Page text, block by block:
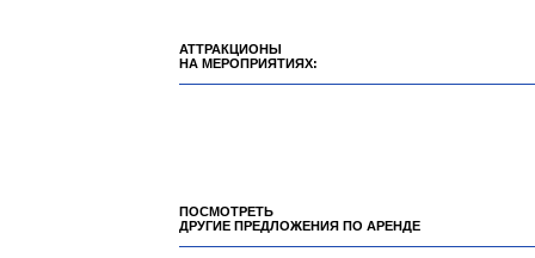
АТТРАКЦИОНЫ
НА МЕРОПРИЯТИЯХ:
ПОСМОТРЕТЬ
ДРУГИЕ ПРЕДЛОЖЕНИЯ ПО АРЕНДЕ